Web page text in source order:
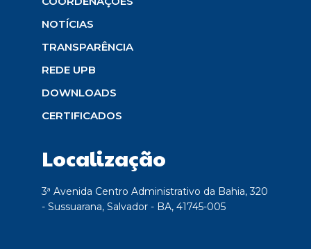
NOTÍCIAS
TRANSPARÊNCIA
REDE UPB
DOWNLOADS
CERTIFICADOS
Localização
3ª Avenida Centro Administrativo da Bahia, 320
- Sussuarana, Salvador - BA, 41745-005